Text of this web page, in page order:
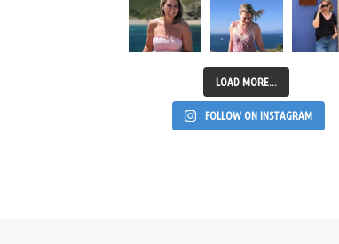
LOAD MORE...
FOLLOW ON INSTAGRAM